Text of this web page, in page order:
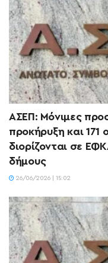
ΑΣΕΠ: Μόνιμες
προκήρυξη και 171
διορίζονται σε
δήμους
26/06/2026 | 15:02